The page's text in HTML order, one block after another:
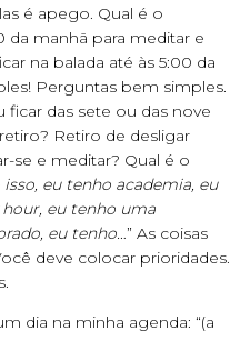
é apego. Qual é o
da manhã para meditar e
na balada até às 5:00 da
Perguntas bem simples.
ficar das sete ou das nove
Retiro de desligar
se e meditar? Qual é o
eu tenho academia, eu
eu tenho uma
eu tenho…” As coisas
deve colocar prioridades.
dia na minha agenda: “(a